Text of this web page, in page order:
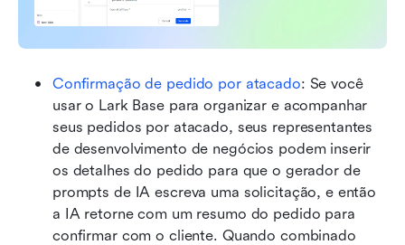
Confirmação de pedido por atacado: Se você
usar o Lark Base para organizar e acompanhar
seus pedidos por atacado, seus representantes
de desenvolvimento de negócios podem inserir
os detalhes do pedido para que o gerador de
prompts de IA escreva uma solicitação, e então
a IA retorne com um resumo do pedido para
confirmar com o cliente. Quando combinado